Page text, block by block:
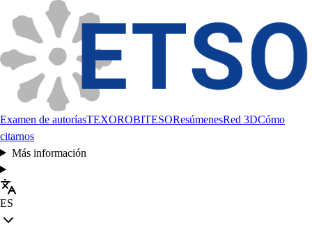
Examen de autoríasTEXOROBITESOResúmenesRed 3DCómo
citarnos
Más información
ES